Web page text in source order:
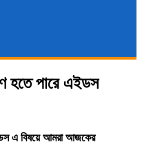
হতে পারে এইডস
এ বিষয়ে আমরা আজকের